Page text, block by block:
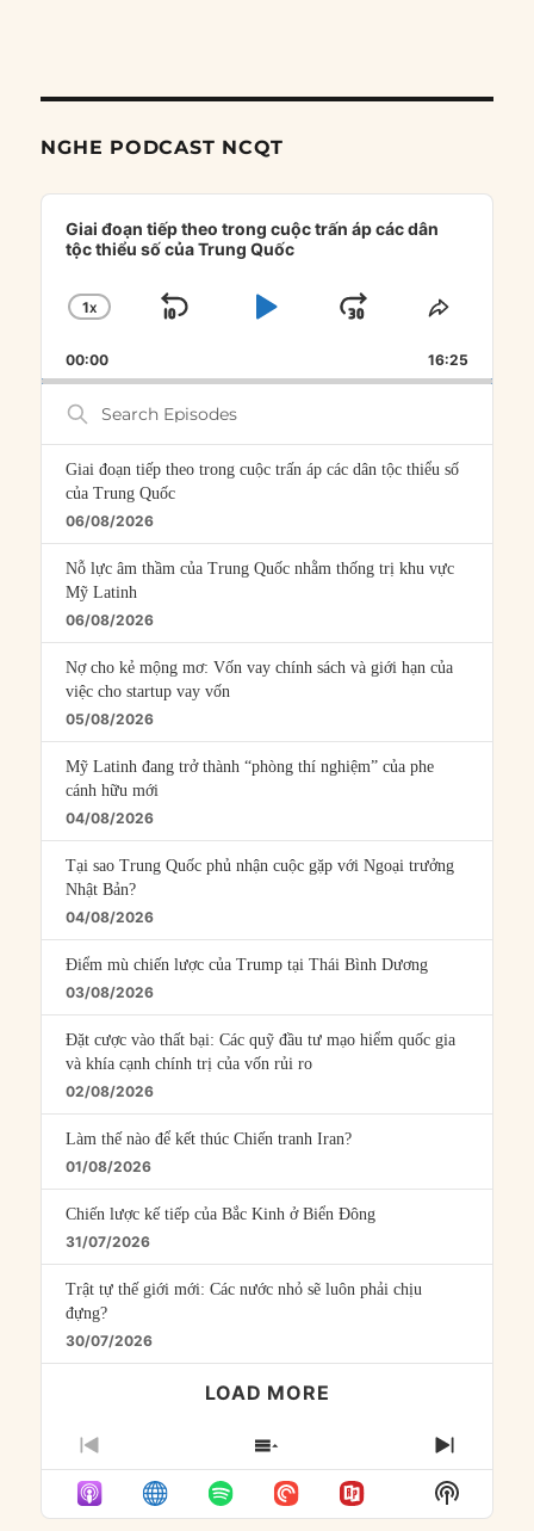
NGHE PODCAST NCQT
Audio
Player
Giai đoạn tiếp theo trong cuộc trấn áp các dân
tộc thiểu số của Trung Quốc
CHANGE
RATE
1X
SKIP
PLAYJUMP
FORWARD
SHARE
00:00 16:25
Search
Episodes
Giai đoạn tiếp theo trong cuộc trấn áp các dân tộc thiểu số
của Trung Quốc
06/08/2026
Nỗ lực âm thầm của Trung Quốc nhằm thống trị khu vực
Mỹ Latinh
06/08/2026
Nợ cho kẻ mộng mơ: Vốn vay chính sách và giới hạn của
việc cho startup vay vốn
05/08/2026
Mỹ Latinh đang trở thành “phòng thí nghiệm” của phe
cánh hữu mới
04/08/2026
Tại sao Trung Quốc phủ nhận cuộc gặp với Ngoại trưởng
Nhật Bản?
04/08/2026
Điểm mù chiến lược của Trump tại Thái Bình Dương
03/08/2026
Đặt cược vào thất bại: Các quỹ đầu tư mạo hiểm quốc gia
và khía cạnh chính trị của vốn rủi ro
02/08/2026
Làm thế nào để kết thúc Chiến tranh Iran?
01/08/2026
Chiến lược kế tiếp của Bắc Kinh ở Biển Đông
31/07/2026
Trật tự thế giới mới: Các nước nhỏ sẽ luôn phải chịu
đựng?
30/07/2026
LOAD MORE
PREVIOUS
EPISODE
SHOW
EPISODES
LIST
NEXT
Show
Podcast